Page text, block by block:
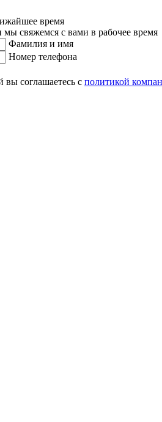
время
мы свяжемся с вами в рабочее время
Фамилия и имя
Номер телефона
соглашаетесь с политикой